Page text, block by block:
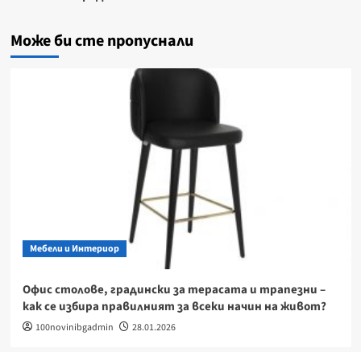
Може би сте пропуснали
Мебели и Интериор
Офис столове, градински за терасата и трапезни –
как се избира правилният за всеки начин на живот?
100novinibgadmin 28.01.2026